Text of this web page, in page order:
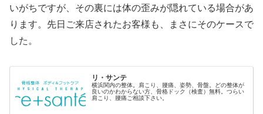
いがちですが、その裏には体の歪みが隠れている場合があ
ります。先日ご来店されたお客様も、まさにそのケースで
した。
リ・サンテ
横浜関内の整体。肩こり、腰痛、姿勢、骨盤。どの整体が
良いのかわからない方、骨格ドック（検査）無料。つらい
肩こり、腰痛ご相談下さい。